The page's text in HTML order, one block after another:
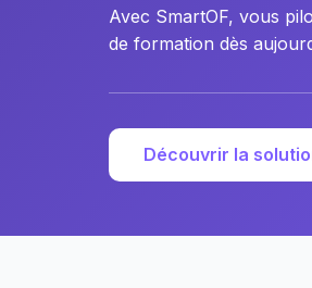
Avec SmartOF, vous
de formation dès
Découvrir la